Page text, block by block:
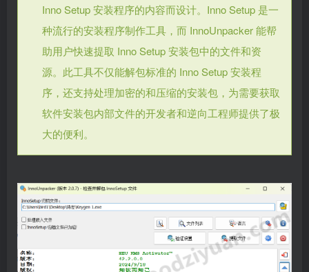
Inno Setup 安装程序的内容而设计。Inno Setup 是一
种流行的安装程序制作工具，而 InnoUnpacker 能帮
助用户快速提取 Inno Setup 安装包中的文件和资
源。此工具不仅能解包标准的 Inno Setup 安装程
序，还支持处理加密的和压缩的安装包，为需要获取
软件安装包内部文件的开发者和逆向工程师提供了极
大的便利。